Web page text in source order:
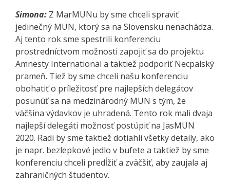
Simona: Z MarMUNu by sme chceli spraviť
jedinečný MUN, ktorý sa na Slovensku nenachádza.
Aj tento rok sme spestrili konferenciu
prostredníctvom možnosti zapojiť sa do projektu
Amnesty International a taktiež podporiť Necpalský
prameň. Tiež by sme chceli našu konferenciu
obohatiť o príležitosť pre najlepších delegátov
posunúť sa na medzinárodný MUN s tým, že
väčšina výdavkov je uhradená. Tento rok mali dvaja
najlepší delegáti možnosť postúpiť na JasMUN
2020. Radi by sme taktiež dotiahli všetky detaily, ako
je napr. bezlepkové jedlo v bufete a taktiež by sme
konferenciu chceli predĺžiť a zväčšiť, aby zaujala aj
zahraničných študentov.